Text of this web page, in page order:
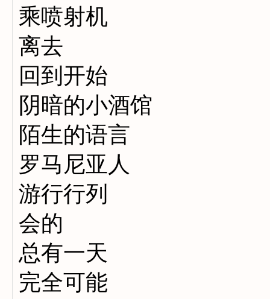
乘喷射机
离去
回到开始
阴暗的小酒馆
陌生的语言
罗马尼亚人
游行行列
会的
总有一天
完全可能